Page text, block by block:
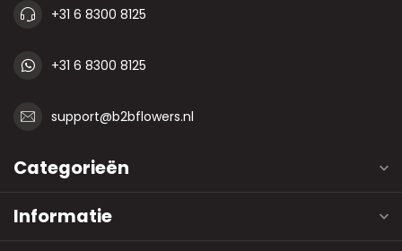
+31 6 8300 8125
+31 6 8300 8125
support@b2bflowers.nl
Categorieën
Informatie